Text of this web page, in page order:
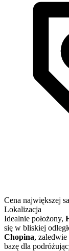
Cena największej
Lokalizacja
Idealnie położony,
się w bliskiej
Chopina, zaledwie
bazę dla